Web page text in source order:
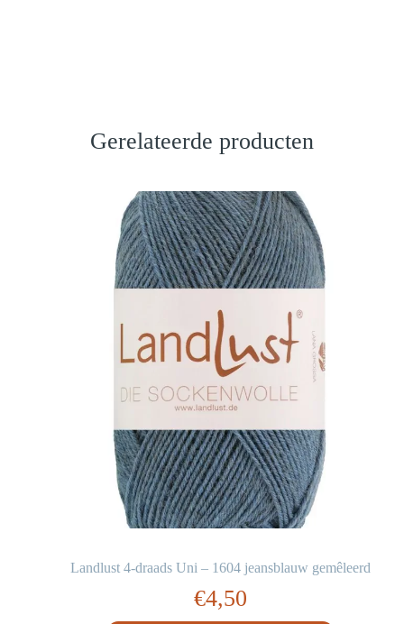
Gerelateerde producten
Landlust 4-draads Uni – 1604 jeansblauw gemêleerd
€4,50